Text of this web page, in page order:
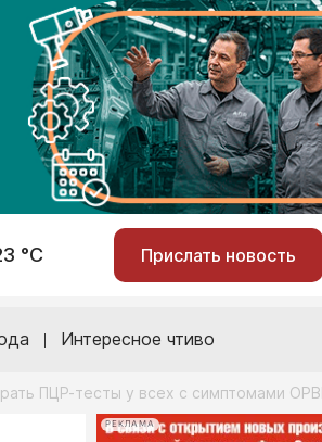
°С Прислать новость
Интересное чтиво
ПЦР-тесты у всех с симптомами
РЕКЛАМА